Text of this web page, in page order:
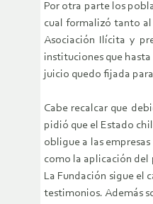
Por otra parte los
cual formalizó tanto al
Asociación Ilícita y
instituciones que
juicio quedo fijada
Cabe recalcar que
pidió que el Estado
obligue a las
como la aplicación del
La Fundación sigue el
testimonios. Además